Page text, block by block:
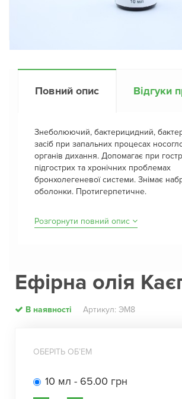
Повний опис Відгуки
Знеболюючий, бактерицидний,
засіб при запальних процесах
органів дихання. Допомагає при
підгострих та хронічних проблемах
бронхолегеневої системи. Знімає
оболонки. Протигерпетичне.
Розгорнути повний опис
Ефірна олія
В наявності Артикул: ЭМ8
ОБЕРІТЬ ОБʼЕМ
10 мл - 65.00 грн